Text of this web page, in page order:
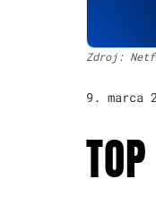
Zdroj:
9. marca